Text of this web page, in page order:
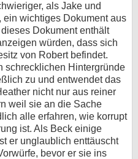
als Jake und
wichtiges Dokument aus
Dokument enthält
würden, dass sich
von Robert befindet.
schrecklichen Hintergründe
zu und entwendet das
nicht nur aus reiner
weil sie an die Sache
alle erfahren, wie korrupt
ist. Als Beck einige
er unglaublich enttäuscht
bevor er sie ins